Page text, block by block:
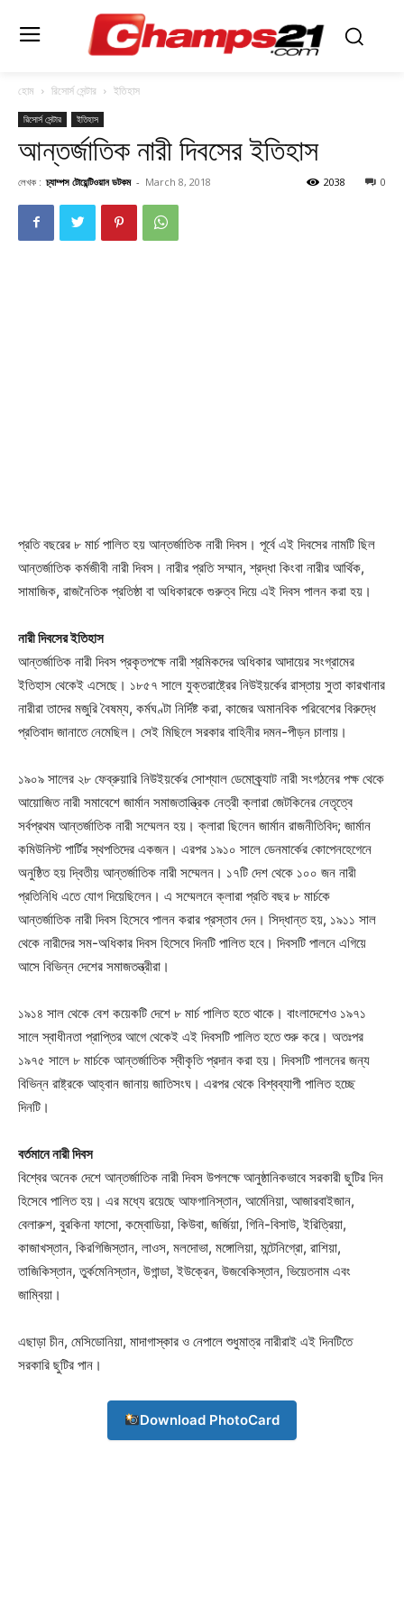
হোম রিসোর্স সেন্টার ইতিহাস
রিসোর্স সেন্টার ইতিহাস
আন্তর্জাতিক নারী দিবসের ইতিহাস
লেখক : চ্যাম্পস টোয়েন্টিওয়ান ডটকম - March 8, 2018 0
2038
প্রতি বছরের ৮ মার্চ পালিত হয় আন্তর্জাতিক নারী দিবস। পূর্বে এই দিবসের নামটি ছিল
আন্তর্জাতিক কর্মজীবী নারী দিবস। নারীর প্রতি সম্মান, শ্রদ্ধা কিংবা নারীর আর্থিক,
সামাজিক, রাজনৈতিক প্রতিষ্ঠা বা অধিকারকে গুরুত্ব দিয়ে এই দিবস পালন করা হয়।
নারী দিবসের ইতিহাস
আন্তর্জাতিক নারী দিবস প্রকৃতপক্ষে নারী শ্রমিকদের অধিকার আদায়ের সংগ্রামের
ইতিহাস থেকেই এসেছে। ১৮৫৭ সালে যুক্তরাষ্ট্রের নিউইয়র্কের রাস্তায় সুতা কারখানার
নারীরা তাদের মজুরি বৈষম্য, কর্মঘণ্টা নির্দিষ্ট করা, কাজের অমানবিক পরিবেশের বিরুদ্ধে
প্রতিবাদ জানাতে নেমেছিল। সেই মিছিলে সরকার বাহিনীর দমন-পীড়ন চালায়।
১৯০৯ সালের ২৮ ফেব্রুয়ারি নিউইয়র্কের সোশ্যাল ডেমোক্র্যাট নারী সংগঠনের পক্ষ থেকে
আয়োজিত নারী সমাবেশে জার্মান সমাজতান্ত্রিক নেত্রী ক্লারা জেটকিনের নেতৃত্বে
সর্বপ্রথম আন্তর্জাতিক নারী সম্মেলন হয়। ক্লারা ছিলেন জার্মান রাজনীতিবিদ; জার্মান
কমিউনিস্ট পার্টির স্থপতিদের একজন। এরপর ১৯১০ সালে ডেনমার্কের কোপেনহেগেনে
অনুষ্ঠিত হয় দ্বিতীয় আন্তর্জাতিক নারী সম্মেলন। ১৭টি দেশ থেকে ১০০ জন নারী
প্রতিনিধি এতে যোগ দিয়েছিলেন। এ সম্মেলনে ক্লারা প্রতি বছর ৮ মার্চকে
আন্তর্জাতিক নারী দিবস হিসেবে পালন করার প্রস্তাব দেন। সিদ্ধান্ত হয়, ১৯১১ সাল
থেকে নারীদের সম-অধিকার দিবস হিসেবে দিনটি পালিত হবে। দিবসটি পালনে এগিয়ে
আসে বিভিন্ন দেশের সমাজতন্ত্রীরা।
১৯১৪ সাল থেকে বেশ কয়েকটি দেশে ৮ মার্চ পালিত হতে থাকে। বাংলাদেশেও ১৯৭১
সালে স্বাধীনতা প্রাপ্তির আগে থেকেই এই দিবসটি পালিত হতে শুরু করে। অতঃপর
১৯৭৫ সালে ৮ মার্চকে আন্তর্জাতিক স্বীকৃতি প্রদান করা হয়। দিবসটি পালনের জন্য
বিভিন্ন রাষ্ট্রকে আহ্বান জানায় জাতিসংঘ। এরপর থেকে বিশ্বব্যাপী পালিত হচ্ছে
দিনটি।
বর্তমানে নারী দিবস
বিশ্বের অনেক দেশে আন্তর্জাতিক নারী দিবস উপলক্ষে আনুষ্ঠানিকভাবে সরকারী ছুটির দিন
হিসেবে পালিত হয়। এর মধ্যে রয়েছে আফগানিস্তান, আর্মেনিয়া, আজারবাইজান,
বেলারুশ, বুরকিনা ফাসো, কম্বোডিয়া, কিউবা, জর্জিয়া, গিনি-বিসাউ, ইরিত্রিয়া,
কাজাখস্তান, কিরগিজিস্তান, লাওস, মলদোভা, মঙ্গোলিয়া, মন্টেনিগ্রো, রাশিয়া,
তাজিকিস্তান, তুর্কমেনিস্তান, উগান্ডা, ইউক্রেন, উজবেকিস্তান, ভিয়েতনাম এবং
জাম্বিয়া।
এছাড়া চীন, মেসিডোনিয়া, মাদাগাস্কার ও নেপালে শুধুমাত্র নারীরাই এই দিনটিতে
সরকারি ছুটির পান।
Download PhotoCard